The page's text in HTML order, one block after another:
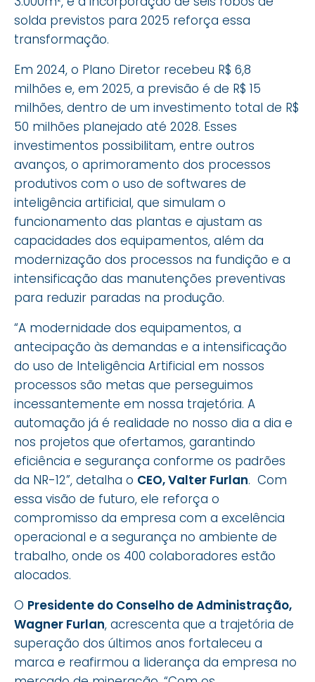
solda previstos para 2025 reforça essa
transformação.
Em 2024, o Plano Diretor recebeu R$ 6,8
milhões e, em 2025, a previsão é de R$ 15
milhões, dentro de um investimento total de R$
50 milhões planejado até 2028. Esses
investimentos possibilitam, entre outros
avanços, o aprimoramento dos processos
produtivos com o uso de softwares de
inteligência artificial, que simulam o
funcionamento das plantas e ajustam as
capacidades dos equipamentos, além da
modernização dos processos na fundição e a
intensificação das manutenções preventivas
para reduzir paradas na produção.
“A modernidade dos equipamentos, a
antecipação às demandas e a intensificação
do uso de Inteligência Artificial em nossos
processos são metas que perseguimos
incessantemente em nossa trajetória. A
automação já é realidade no nosso dia a dia e
nos projetos que ofertamos, garantindo
eficiência e segurança conforme os padrões
da NR-12”, detalha o CEO, Valter Furlan. Com
essa visão de futuro, ele reforça o
compromisso da empresa com a excelência
operacional e a segurança no ambiente de
trabalho, onde os 400 colaboradores estão
alocados.
O Presidente do Conselho de Administração,
Wagner Furlan, acrescenta que a trajetória de
superação dos últimos anos fortaleceu a
marca e reafirmou a liderança da empresa no